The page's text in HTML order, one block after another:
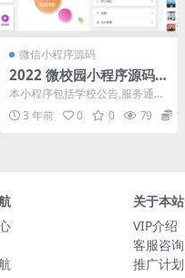
微信小程序源码
2022 微校园小程序源码
+教程
本小程序包括学校公告,服务通知,
校园新闻,校园风光,校园活动,校
历,课程表,失物...
3 年前 0 0 79 10
关于本站
VIP介绍
客服咨询
推广计划